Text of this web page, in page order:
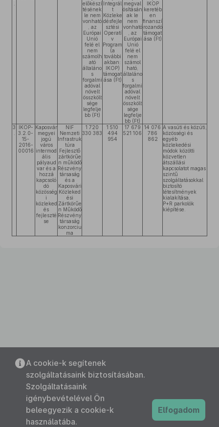
előkészí
tésének
le nem
vonható
, az
Európai
Unió
felé el
nem
számolh
ató
általáno
s
forgalmi
adóval
növelt
összkölt
sége
legfelje
bb (Ft)
Integrál
t
Közleke
désfejle
sztési
Operatí
v
Program
(a
további
akban:
IKOP)
támogat
ása (Ft)
megval
ósításán
ak le
nem
vonható
, az
Európai
Unió
felé el
nem
számol
ható,
általáno
s
forgalmi
adóval
növelt
összkölt
sége
legfelje
bb (Ft)
IKOP
keretéb
en
finanszí
rozandó
támogat
ása (Ft)
3
IKOP-
3.2.0-
15-
2016-
00016
Kaposvár
megyei
jogú
város
intermod
ális
pályaud
var és a
hozzá
kapcsoló
dó
közösség
i
közleked
és
fejleszté
se
NIF
Nemzeti
Infrastruk
túra
Fejlesztő
zártkörűe
n működő
Részvény
társaság
és a
Kaposvári
Közleked
ési
Zártkörűe
n Működő
Részvény
társaság
konzorciu
ma
1 720
330 383
1 510
494
954
17 679
521 106
14 076
786
862
A vasúti és közúti,
közösségi és
egyéb
közlekedési
módok közötti
közvetlen
átszállási
kapcsolatot magas
szintű
szolgáltatásokkal
biztosító
létesítmények
kialakítása,
P+R parkolók
kiépítése.
A cookie-k segítenek
szolgáltatásaink biztosításában.
Szolgáltatásaink
igénybevételével Ön
beleegyezik a cookie-k
használatába.
Elfogadom